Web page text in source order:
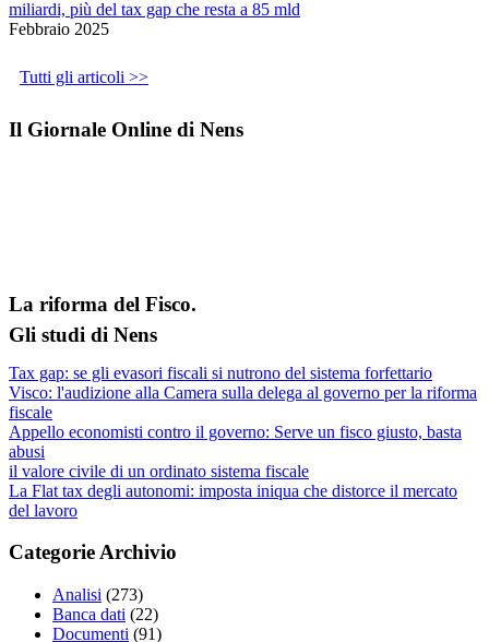
miliardi, più del tax gap che resta a 85 mld
Febbraio 2025
Tutti gli articoli >>
Il Giornale Online di Nens
La riforma del Fisco.
Gli studi di Nens
Tax gap: se gli evasori fiscali si nutrono del sistema forfettario
Visco: l'audizione alla Camera sulla delega al governo per la riforma
fiscale
Appello economisti contro il governo: Serve un fisco giusto, basta
abusi
il valore civile di un ordinato sistema fiscale
La Flat tax degli autonomi: imposta iniqua che distorce il mercato
del lavoro
Categorie Archivio
Analisi (273)
Banca dati (22)
Documenti (91)